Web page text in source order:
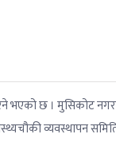
भएको छ । मुसिकोट
व्यवस्थापन